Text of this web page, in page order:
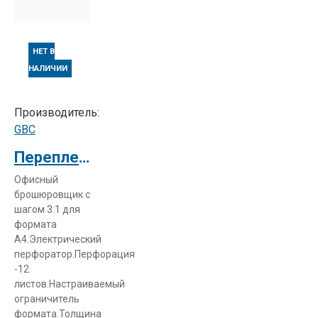
переносит
повышенную
температуру и
для неё
характерна
к
механическому
и
химическому
воздействию.
Купить
брошюратор
металлическую
НЕТ В
НАЛИЧИИ
Производитель:
GBC
Переплетная машина GBC Docubind TL 350
Офисный
брошюровщик с
шагом 3:1 для
формата
А4.Электрический
перфоратор.Перфорация
-12
листов.Настраиваемый
ограничитель
формата.Толщина